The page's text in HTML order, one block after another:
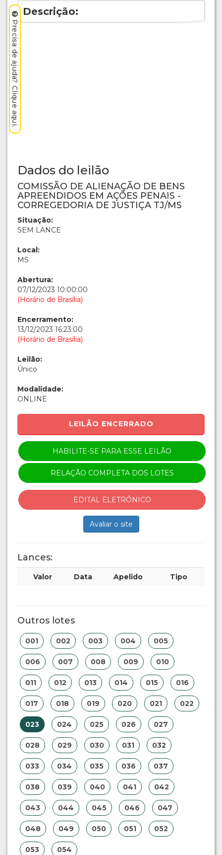
Descrição:
Dados do leilão
COMISSÃO DE ALIENAÇÃO DE BENS
APREENDIDOS EM AÇÕES PENAIS -
CORREGEDORIA DE JUSTIÇA TJ/MS
Situação:
SEM LANCE
Local:
MS
Abertura:
07/12/2023 10:00:00
(Horário de Brasília)
Encerramento:
13/12/2023 16:23:00
(Horário de Brasília)
Leilão:
Único
Modalidade:
ONLINE
LEILÃO ENCERRADO
HABILITE-SE PARA ESSE LEILÃO
RELAÇÃO COMPLETA DOS LOTES
EDITAL ELETRÔNICO
Avaliar o site
Lances:
Valor Data Apelido Tipo
Outros lotes
001 002 003 004 005
006 007 008 009 010
011 012 013 014 015 016
017 018 019 020 021 022
023 024 025 026 027
028 029 030 031 032
033 034 035 036 037
038 039 040 041 042
043 044 045 046 047
048 049 050 051 052
053 054
Precisa de ajuda? Clique aqui.